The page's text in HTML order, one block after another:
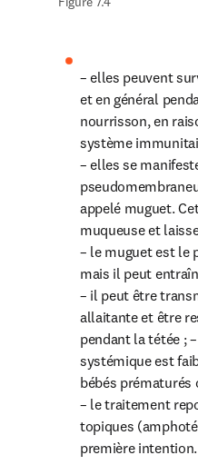
– elles peuvent
et en général
nourrisson, en
système
– elles se
appelé muguet.
muqueuse et
– le muguet est le
mais il peut
– il peut être
allaitante et être
pendant la tétée ;
systémique est
bébés
– le traitement
topiques
première intention.